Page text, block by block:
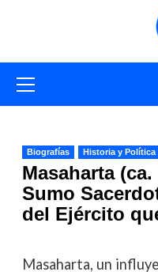
primario
Biografías Historia y Política
Masaharta (ca.
Sumo
del Ejército
Masaharta, un